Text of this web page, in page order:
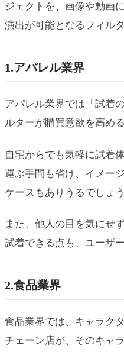
ジェクトを、画像や動画
演出が可能となるフィルタ
1.アパレル業界
アパレル業界では「試着
ルターが購買意欲を高め
自宅からでも気軽に試着
運ぶ手間も省け、イメー
ケースもありうるでしょう
また、他人の目を気にせ
試着できる点も、ユーザ
2.食品業界
食品業界では、キャラク
チェーン店が、そのキャ